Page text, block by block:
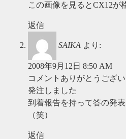
この画像を見るとCX12が
返信
SAIKA より:
2008年9月12日 8:50 AM
コメントありがとうござ
発注しました
到着報告を持って答の発
（笑）
返信